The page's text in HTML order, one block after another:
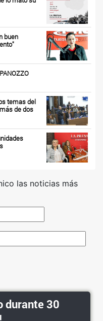
buen
temas del
de dos
las noticias más
durante 30